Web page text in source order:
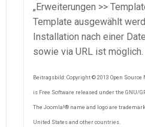
„Erweiterungen >>
Template ausgewählt
Installation nach einer
sowie via URL ist möglich.
Beitragsbild: Copyright © 2013 Open
is Free Software released under the GNU/
The Joomla!® name and logo are
United States and other countries.